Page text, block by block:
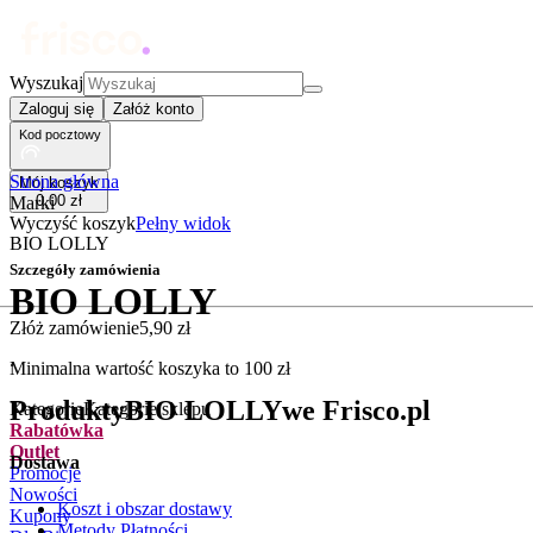
Wyszukaj
Zaloguj się Załóż konto
Kod pocztowy
Mój koszyk
0,00 zł
Wyczyść koszykPełny widok
Szczegóły zamówienia
Złóż zamówienie5,90 zł
Minimalna wartość koszyka to 100 zł
KategorieKategorie sklepu
Rabatówka
Outlet
Promocje
Nowości
Kupony
Strona główna
Marki
BIO LOLLY
BIO LOLLY
.
ProduktyBIO LOLLYwe Frisco.pl
Dostawa
Koszt i obszar dostawy